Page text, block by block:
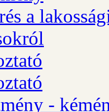
a
-